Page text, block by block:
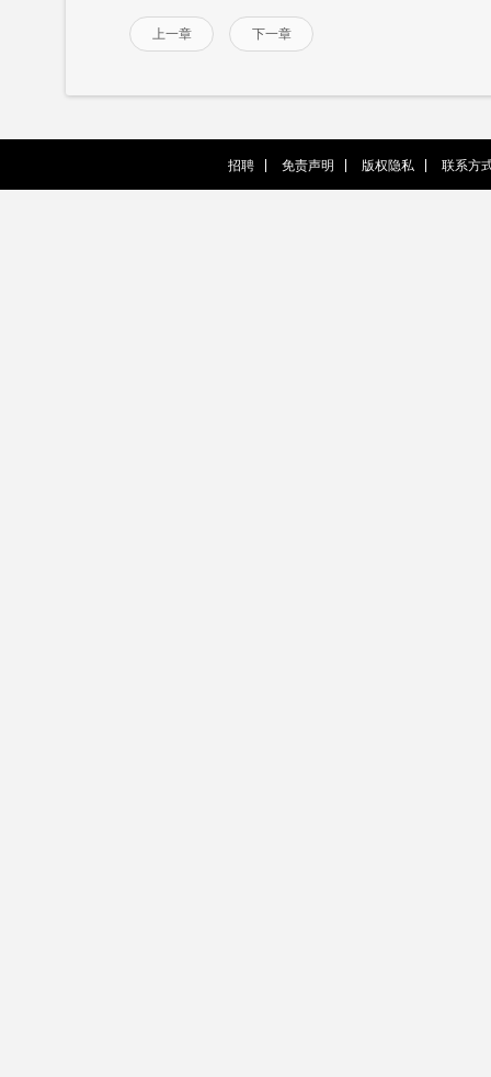
上一章 下一章
招聘 免责声明 版权隐私 联系方